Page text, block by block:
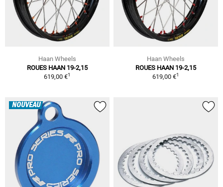
Haan Wheels
ROUES HAAN 19-2,15
619,00 €1
Haan Wheels
ROUES HAAN 19-2,15
619,00 €1
NOUVEAU